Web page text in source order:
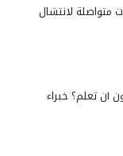
متواصلة لانتشال
أن تعلم؟ خبراء